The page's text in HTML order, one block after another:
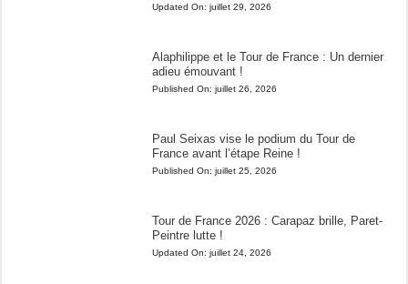
Updated On: juillet 29, 2026
Alaphilippe et le Tour de France : Un dernier
adieu émouvant !
Published On: juillet 26, 2026
Paul Seixas vise le podium du Tour de
France avant l’étape Reine !
Published On: juillet 25, 2026
Tour de France 2026 : Carapaz brille, Paret-
Peintre lutte !
Updated On: juillet 24, 2026